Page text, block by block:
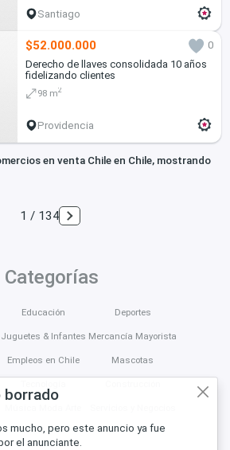
Santiago
$52.000.000
0
Derecho de llaves consolidada 10 años
fidelizando clientes
98 m2
Providencia
en venta Chile en Chile, mostrando
1 / 134
borrado
mucho, pero este anuncio ya fue
el anunciante.
Categorías
Educación
Juguetes & Infantes
Empleos en Chile
Deportes
Mercancía Mayorista
Mascotas